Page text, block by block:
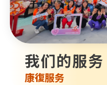
我们的服务
康復服务
新闻
会